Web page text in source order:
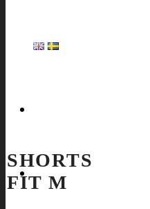
SPORTER
SHORTS
FIT M